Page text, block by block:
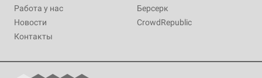
Работа у нас
Новости
Контакты
Берсерк
CrowdRepublic